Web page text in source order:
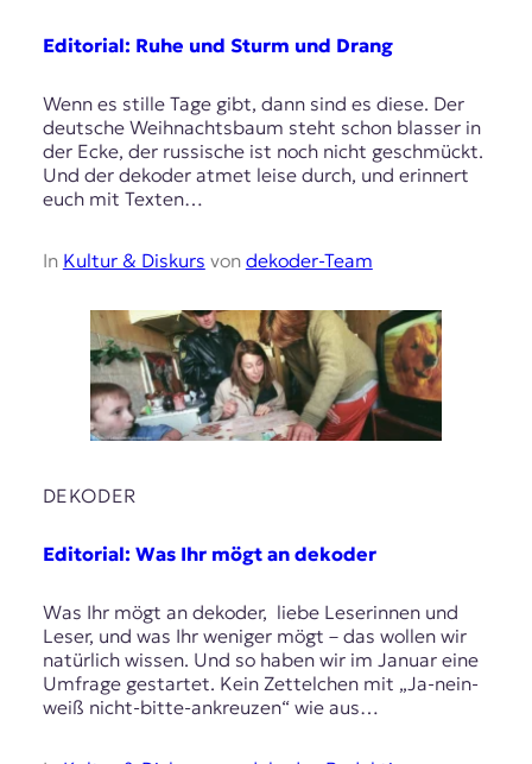
Editorial: Ruhe und Sturm und Drang
Wenn es stille Tage gibt, dann sind es diese. Der
deutsche Weihnachtsbaum steht schon blasser in
der Ecke, der russische ist noch nicht geschmückt.
Und der dekoder atmet leise durch, und erinnert
euch mit Texten…
In Kultur & Diskurs von dekoder-Team
DEKODER
Editorial: Was Ihr mögt an dekoder
Was Ihr mögt an dekoder, liebe Leserinnen und
Leser, und was Ihr weniger mögt – das wollen wir
natürlich wissen. Und so haben wir im Januar eine
Umfrage gestartet. Kein Zettelchen mit „Ja-nein-
weiß nicht-bitte-ankreuzen“ wie aus…